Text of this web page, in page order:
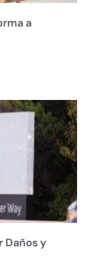
a
Daños y